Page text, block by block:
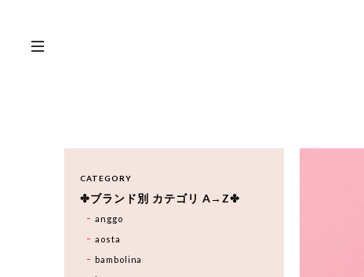
CATEGORY
✤ブランド別 カテゴリ A→Z✤
anggo
aosta
bambolina